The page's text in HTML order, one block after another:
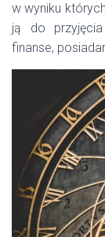
w wyniku
ją do
finanse,